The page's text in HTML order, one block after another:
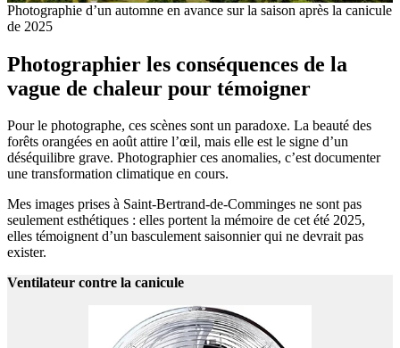
Photographie d’un automne en avance sur la saison après la canicule
de 2025
Photographier les conséquences de la
vague de chaleur pour témoigner
Pour le photographe, ces scènes sont un paradoxe. La beauté des
forêts orangées en août attire l’œil, mais elle est le signe d’un
déséquilibre grave. Photographier ces anomalies, c’est documenter
une transformation climatique en cours.
Mes images prises à Saint-Bertrand-de-Comminges ne sont pas
seulement esthétiques : elles portent la mémoire de cet été 2025,
elles témoignent d’un basculement saisonnier qui ne devrait pas
exister.
Ventilateur contre la canicule